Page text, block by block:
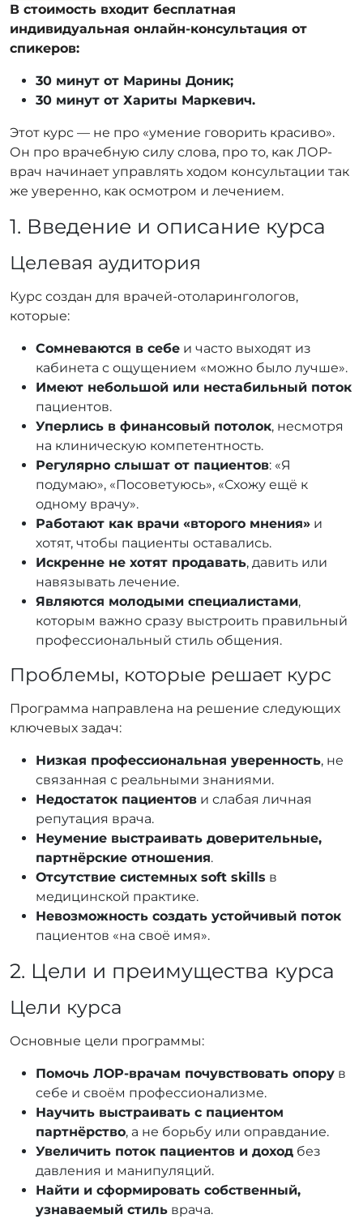
В стоимость входит бесплатная
индивидуальная онлайн-консультация от
спикеров:
30 минут от Марины Доник;
30 минут от Хариты Маркевич.
Этот курс — не про «умение говорить красиво».
Он про врачебную силу слова, про то, как ЛОР-
врач начинает управлять ходом консультации так
же уверенно, как осмотром и лечением.
1. Введение и описание курса
Целевая аудитория
Курс создан для врачей-отоларингологов,
которые:
Сомневаются в себе и часто выходят из
кабинета с ощущением «можно было лучше».
Имеют небольшой или нестабильный поток
пациентов.
Уперлись в финансовый потолок, несмотря
на клиническую компетентность.
Регулярно слышат от пациентов: «Я
подумаю», «Посоветуюсь», «Схожу ещё к
одному врачу».
Работают как врачи «второго мнения» и
хотят, чтобы пациенты оставались.
Искренне не хотят продавать, давить или
навязывать лечение.
Являются молодыми специалистами,
которым важно сразу выстроить правильный
профессиональный стиль общения.
Проблемы, которые решает курс
Программа направлена на решение следующих
ключевых задач:
Низкая профессиональная уверенность, не
связанная с реальными знаниями.
Недостаток пациентов и слабая личная
репутация врача.
Неумение выстраивать доверительные,
партнёрские отношения.
Отсутствие системных soft skills в
медицинской практике.
Невозможность создать устойчивый поток
пациентов «на своё имя».
2. Цели и преимущества курса
Цели курса
Основные цели программы:
Помочь ЛОР-врачам почувствовать опору в
себе и своём профессионализме.
Научить выстраивать с пациентом
партнёрство, а не борьбу или оправдание.
Увеличить поток пациентов и доход без
давления и манипуляций.
Найти и сформировать собственный,
узнаваемый стиль врача.